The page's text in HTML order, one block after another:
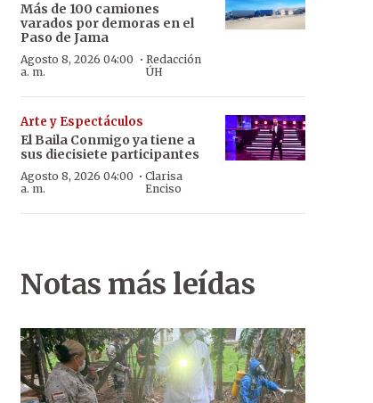
Más de 100 camiones
varados por demoras en el
Paso de Jama
Agosto 8, 2026 04:00
a. m.
· Redacción
ÚH
Arte y Espectáculos
El Baila Conmigo ya tiene a
sus diecisiete participantes
Agosto 8, 2026 04:00
a. m.
· Clarisa
Enciso
Notas más leídas